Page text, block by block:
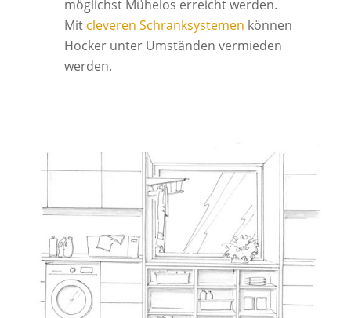
möglichst Mühelos erreicht werden.
Mit cleveren Schranksystemen können
Hocker unter Umständen vermieden
werden.